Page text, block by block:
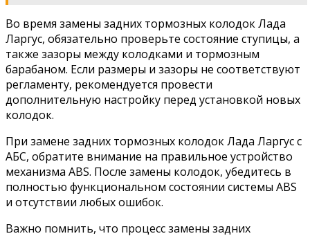
Во время замены задних тормозных колодок Лада
Ларгус, обязательно проверьте состояние ступицы, а
также зазоры между колодками и тормозным
барабаном. Если размеры и зазоры не соответствуют
регламенту, рекомендуется провести
дополнительную настройку перед установкой новых
колодок.
При замене задних тормозных колодок Лада Ларгус с
АБС, обратите внимание на правильное устройство
механизма ABS. После замены колодок, убедитесь в
полностью функциональном состоянии системы ABS
и отсутствии любых ошибок.
Важно помнить, что процесс замены задних